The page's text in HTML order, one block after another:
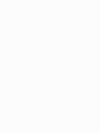
PAON» (синий)